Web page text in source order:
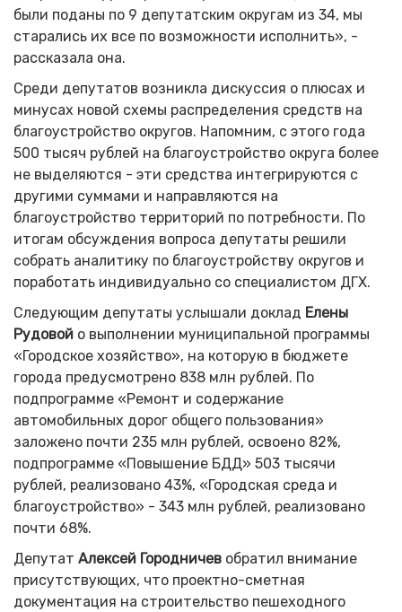
были поданы по 9 депутатским округам из 34, мы
старались их все по возможности исполнить», -
рассказала она.
Среди депутатов возникла дискуссия о плюсах и
минусах новой схемы распределения средств на
благоустройство округов. Напомним, с этого года
500 тысяч рублей на благоустройство округа более
не выделяются - эти средства интегрируются с
другими суммами и направляются на
благоустройство территорий по потребности. По
итогам обсуждения вопроса депутаты решили
собрать аналитику по благоустройству округов и
поработать индивидуально со специалистом ДГХ.
Следующим депутаты услышали доклад Елены
Рудовой о выполнении муниципальной программы
«Городское хозяйство», на которую в бюджете
города предусмотрено 838 млн рублей. По
подпрограмме «Ремонт и содержание
автомобильных дорог общего пользования»
заложено почти 235 млн рублей, освоено 82%,
подпрограмме «Повышение БДД» 503 тысячи
рублей, реализовано 43%, «Городская среда и
благоустройство» - 343 млн рублей, реализовано
почти 68%.
Депутат Алексей Городничев обратил внимание
присутствующих, что проектно-сметная
документация на строительство пешеходного